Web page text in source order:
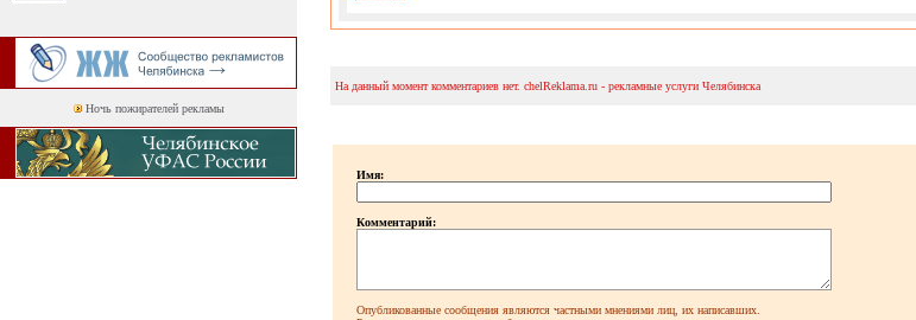
Ночь пожирателей рекламы
На данный момент комментариев нет. chelReklama.ru - рекламные услуги Челябинска
Имя:
Комментарий:
Опубликованные сообщения являются частными мнениями лиц, их написавших.